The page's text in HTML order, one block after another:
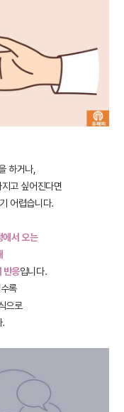
하거나,
고 싶어진다면
어렵습니다.
에서 오는
반응입니다.
록
으로
.